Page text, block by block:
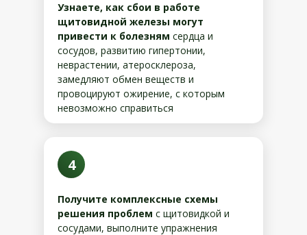
Узнаете, как сбои в работе
щитовидной железы могут
привести к болезням сердца и
сосудов, развитию гипертонии,
неврастении, атеросклероза,
замедляют обмен веществ и
провоцируют ожирение, с которым
невозможно справиться
Получите комплексные схемы
решения проблем с щитовидкой и
сосудами, выполните упражнения
4